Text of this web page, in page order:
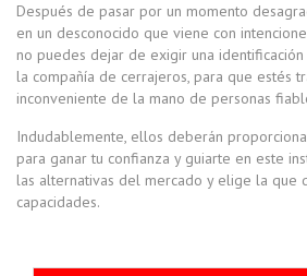
Después de pasar por un momento
en un desconocido que viene con
no puedes dejar de exigir una
la compañía de cerrajeros, para que estés
inconveniente de la mano de personas
Indudablemente, ellos deberán
para ganar tu confianza y guiarte en este
las alternativas del mercado y elige la que
capacidades.